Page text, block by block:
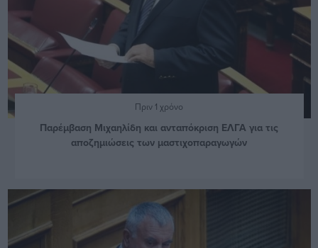
Πριν 1 χρόνο
Παρέμβαση Μιχαηλίδη και ανταπόκριση ΕΛΓΑ για τις
αποζημιώσεις των μαστιχοπαραγωγών